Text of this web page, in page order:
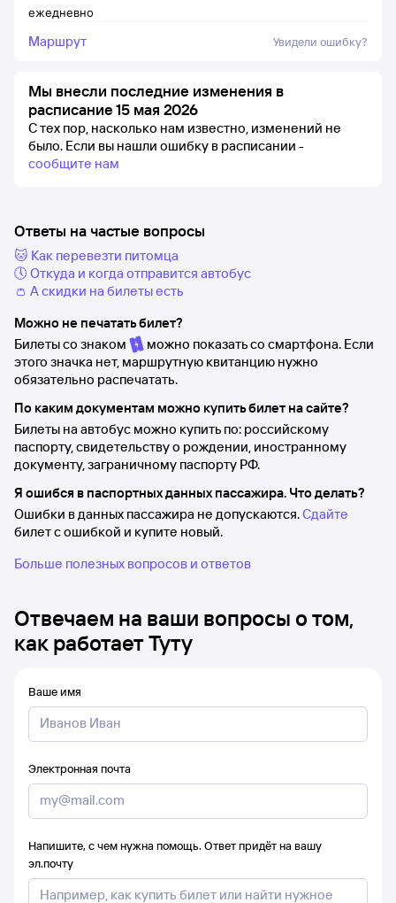
ежедневно
Маршрут Увидели ошибку?
Мы внесли последние изменения в
расписание 15 мая 2026
С тех пор, насколько нам известно, изменений не
было. Если вы нашли ошибку в расписании -
сообщите нам
Ответы на частые вопросы
🐱 Как перевезти питомца
🕔 Откуда и когда отправится автобус
👛 А скидки на билеты есть
Можно не печатать билет?
Билеты со знаком
можно показать со смартфона. Если
этого значка нет, маршрутную квитанцию нужно
обязательно распечатать.
По каким документам можно купить билет на сайте?
Билеты на автобус можно купить по: российскому
паспорту, свидетельству о рождении, иностранному
документу, заграничному паспорту РФ.
Я ошибся в паспортных данных пассажира. Что делать?
Ошибки в данных пассажира не допускаются.Сдайте
билет с ошибкой и купите новый.
Больше полезных вопросов и ответов
Отвечаем на ваши вопросы о том,
как работает Туту
Ваше имя
Электронная почта
Напишите, с чем нужна помощь. Ответ придёт на вашу
эл.почту